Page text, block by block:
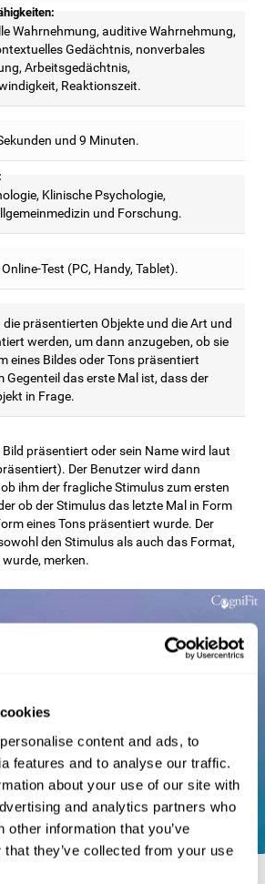
content and ads, to
features and to analyse our traffic.
about your use of our site with
and analytics partners who
other information that you’ve
they’ve collected from your use
Wahrnehmung, auditive Wahrnehmung,
Gedächtnis, nonverbales
Arbeitsgedächtnis,
Reaktionszeit.
und 9 Minuten.
Klinische Psychologie,
und Forschung.
Test (PC, Handy, Tablet).
die präsentierten Objekte und die Art und
werden, um dann anzugeben, ob sie
eines Bildes oder Tons präsentiert
Gegenteil das erste Mal ist, dass der
in Frage.
präsentiert oder sein Name wird laut
Der Benutzer wird dann
ihm der fragliche Stimulus zum ersten
ob der Stimulus das letzte Mal in Form
eines Tons präsentiert wurde. Der
den Stimulus als auch das Format,
merken.